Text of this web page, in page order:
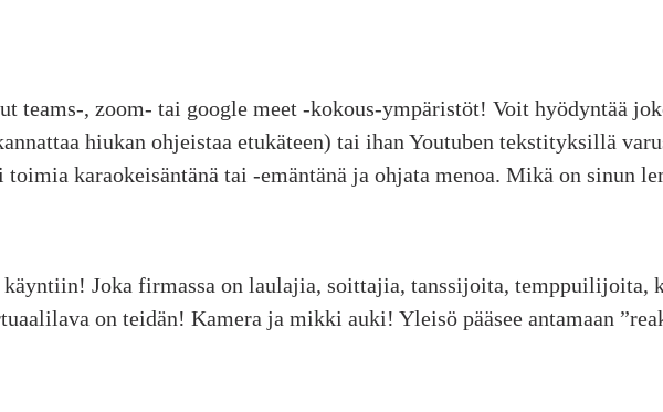
teams-, zoom- tai google meet -kokous-ympäristöt! Voit hyödyntää
hiukan ohjeistaa etukäteen) tai ihan Youtuben tekstityksillä
karaokeisäntänä tai -emäntänä ja ohjata menoa. Mikä on sinun
Joka firmassa on laulajia, soittajia, tanssijoita, temppuilijoita,
on teidän! Kamera ja mikki auki! Yleisö pääsee antamaan